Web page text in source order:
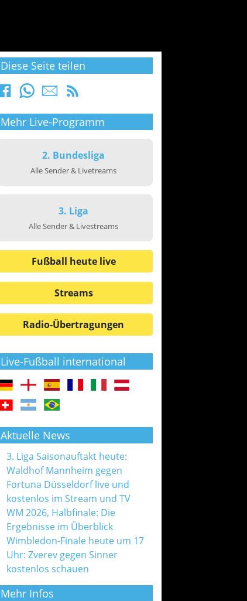
Diese Seite teilen
Mehr Live-Programm
2. Bundesliga
Alle Sender & Livetreams
3. Liga
Alle Sender & Livestreams
Fußball heute live
Streams
Radio-Übertragungen
Live-Fußball international
Aktuelle News
3. Liga Saisonauftakt heute:
Waldhof Mannheim gegen
Fortuna Düsseldorf live und
kostenlos im Stream und TV
WM 2026, Halbfinale: Die
Ergebnisse im Überblick
Wimbledon-Finale heute um 17
Uhr: Zverev gegen Sinner
kostenlos schauen
Mehr Infos